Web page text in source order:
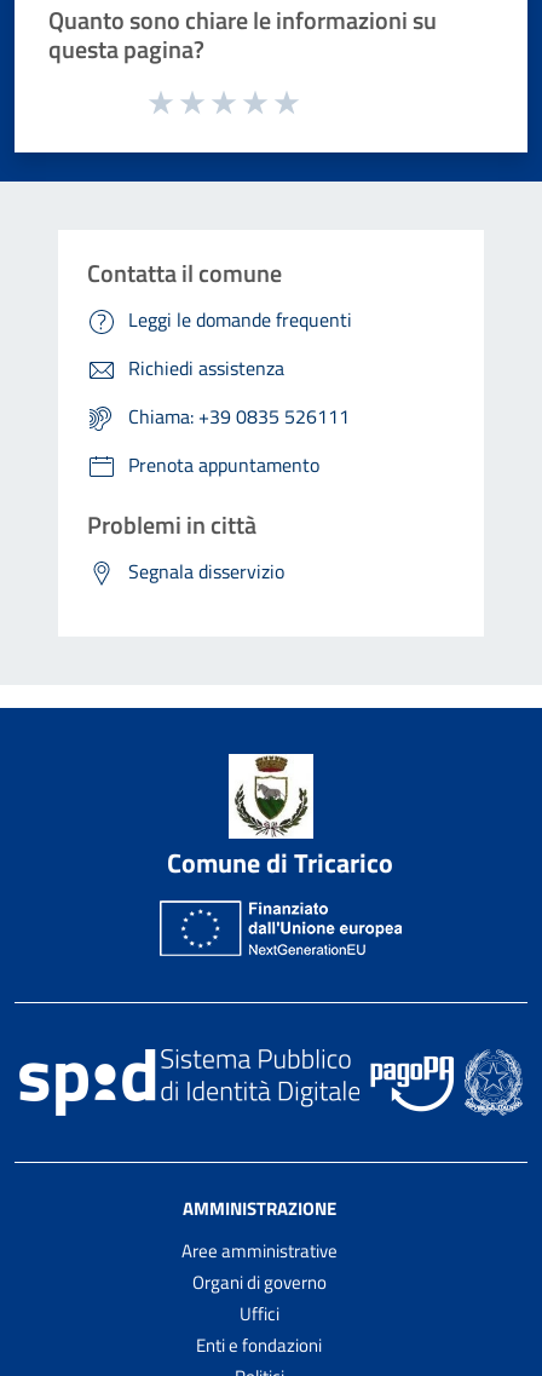
Quanto sono chiare le informazioni su
questa pagina?
Valuta da 1 a 5 stelle la pagina
Contatta il comune
Leggi le domande frequenti
Richiedi assistenza
Chiama: +39 0835 526111
Prenota appuntamento
Problemi in città
Segnala disservizio
Comune di Tricarico
AMMINISTRAZIONE
Aree amministrative
Organi di governo
Uffici
Enti e fondazioni